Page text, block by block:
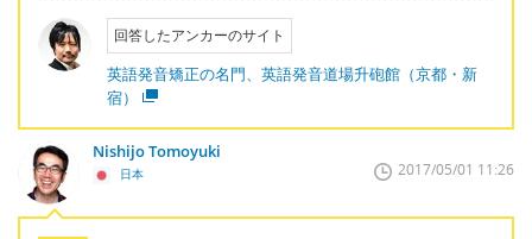
回答したアンカーのサイト
英語発音矯正の名門、英語発音道場升砲館（京都・新
宿）
Nishijo Tomoyuki
日本 2017/05/01 11:26